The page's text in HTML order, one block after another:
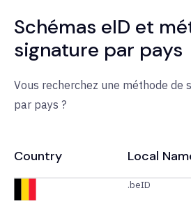
Schémas eID et
signature par pays
Vous recherchez une méthode de
par pays ?
Country Local
.beID